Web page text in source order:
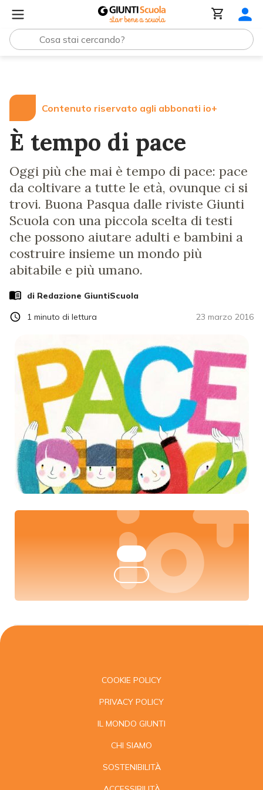
Contenuto riservato agli abbonati io+
È tempo di pace
Oggi più che mai è tempo di pace: pace
da coltivare a tutte le età, ovunque ci si
trovi. Buona Pasqua dalle riviste Giunti
Scuola con una piccola scelta di testi
che possono aiutare adulti e bambini a
costruire insieme un mondo più
abitabile e più umano.
di Redazione GiuntiScuola
23 marzo 2016
1 minuto di lettura
COOKIE POLICY
PRIVACY POLICY
IL MONDO GIUNTI
CHI SIAMO
SOSTENIBILITÀ